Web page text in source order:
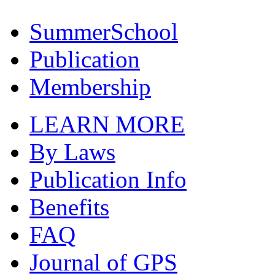
SummerSchool
Publication
Membership
LEARN MORE
By Laws
Publication Info
Benefits
FAQ
Journal of GPS